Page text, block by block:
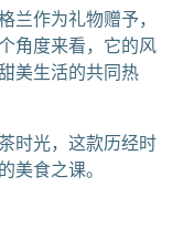
兰作为礼物赠予，
角度来看，它的风
美生活的共同热
时光，这款历经时
美食之课。